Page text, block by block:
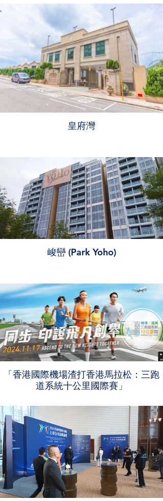
皇府灣
峻巒 (Park Yoho)
「香港國際機場渣打香港馬拉松：三跑
道系統十公里國際賽」